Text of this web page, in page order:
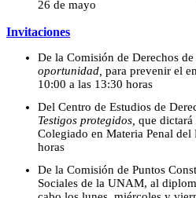
26 de mayo
Invitaciones
De la Comisión de Derechos
oportunidad, para prevenir el
10:00 a las 13:30 horas
Del Centro de Estudios de
Testigos protegidos, que
Colegiado en Materia Penal
horas
De la Comisión de Puntos
Sociales de la UNAM, al